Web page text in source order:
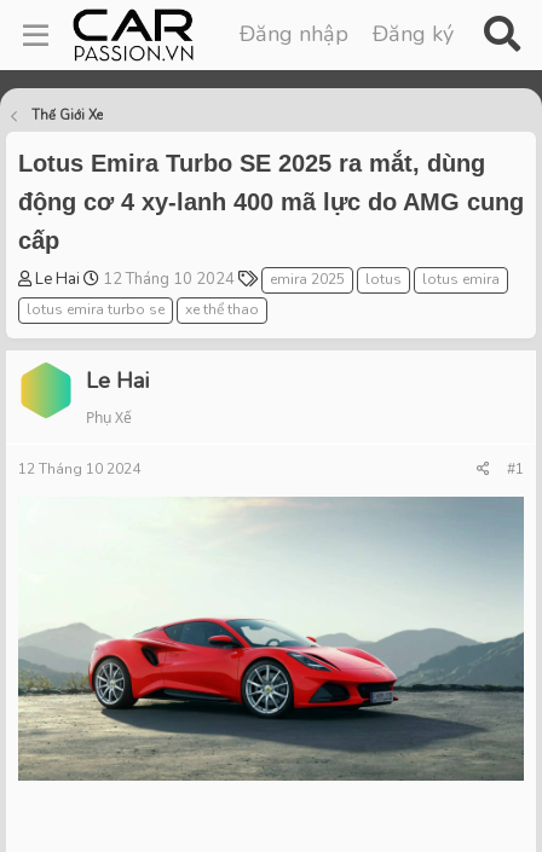
Đăng nhập Đăng ký
Thế Giới Xe
Lotus Emira Turbo SE 2025 ra mắt, dùng
động cơ 4 xy-lanh 400 mã lực do AMG cung
cấp
T
h
r
e
a
s
a
Le Hai
S
t
a
r
t
a
e
12 Tháng 10 2024
T
a
g
s
emira 2025 lotus
lotus emira
lotus emira turbo se
xe thể thao
Le Hai
Phụ Xế
12 Tháng 10 2024 #1